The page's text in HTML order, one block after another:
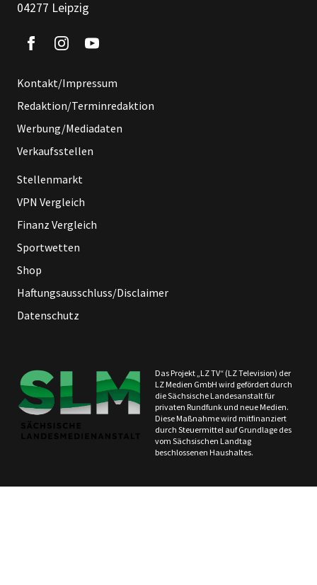
04277 Leipzig
Kontakt/Impressum
Redaktion/Terminredaktion
Werbung/Mediadaten
Verkaufsstellen
Stellenmarkt
VPN Vergleich
Finanz Vergleich
Sportwetten
Shop
Haftungsausschluss/Disclaimer
Datenschutz
Das Projekt „LZ TV“ (LZ Television) der
LZ Medien GmbH wird gefördert durch
die Sächsische Landesanstalt für
privaten Rundfunk und neue Medien.
Diese Maßnahme wird mitfinanziert
durch Steuermittel auf Grundlage des
vom Sächsischen Landtag
beschlossenen Haushaltes.